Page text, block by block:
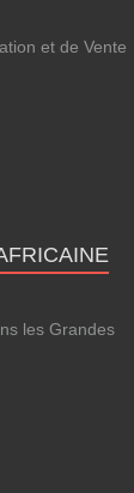
et de Vente
les Grandes